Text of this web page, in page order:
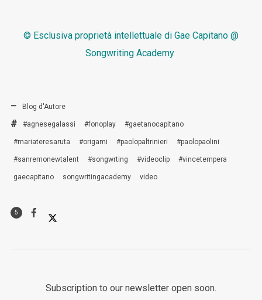
© Esclusiva proprietà intellettuale di Gae Capitano @
Songwriting Academy
Blog d'Autore
#agnesegalassi #fonoplay #gaetanocapitano
#mariateresaruta #origami #paolopaltrinieri #paolopaolini
#sanremonewtalent #songwrting #videoclip #vincetempera
gaecapitano songwritingacademy video
5
Subscription to our newsletter open soon.